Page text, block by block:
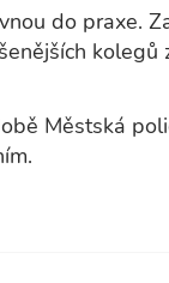
do praxe.
Městská